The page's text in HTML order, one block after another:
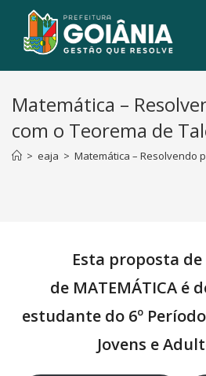
Matemática –
com o Teorema de
> eaja > Matemática – Resolvendo
Esta proposta
de MATEMÁTICA é
estudante do 6º
Jovens e